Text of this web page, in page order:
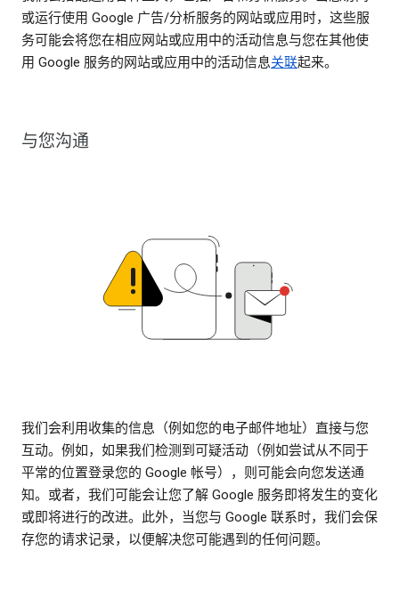
或运行使用 Google 广告/分析服务的网站或应用时，这些服
务可能会将您在相应网站或应用中的活动信息与您在其他使
用 Google 服务的网站或应用中的活动信息关联起来。
与您沟通
我们会利用收集的信息（例如您的电子邮件地址）直接与您
互动。例如，如果我们检测到可疑活动（例如尝试从不同于
平常的位置登录您的 Google 帐号），则可能会向您发送通
知。或者，我们可能会让您了解 Google 服务即将发生的变化
或即将进行的改进。此外，当您与 Google 联系时，我们会保
存您的请求记录，以便解决您可能遇到的任何问题。